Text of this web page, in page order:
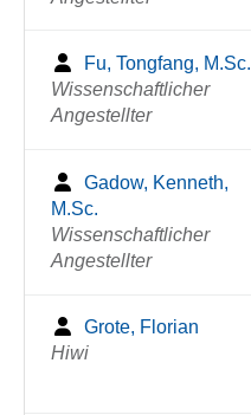
Fu, Tongfang, M.Sc.
Wissenschaftlicher
Angestellter
Gadow, Kenneth,
M.Sc.
Wissenschaftlicher
Angestellter
Grote, Florian
Hiwi